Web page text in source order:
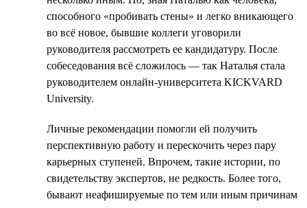
способного «пробивать стены» и легко вникающего
во всё новое, бывшие коллеги уговорили
руководителя рассмотреть ее кандидатуру. После
собеседования всё сложилось — так Наталья стала
руководителем онлайн-университета KICKVARD
University.
Личные рекомендации помогли ей получить
перспективную работу и перескочить через пару
карьерных ступеней. Впрочем, такие истории, по
свидетельству экспертов, не редкость. Более того,
бывают неафишируемые по тем или иным причинам